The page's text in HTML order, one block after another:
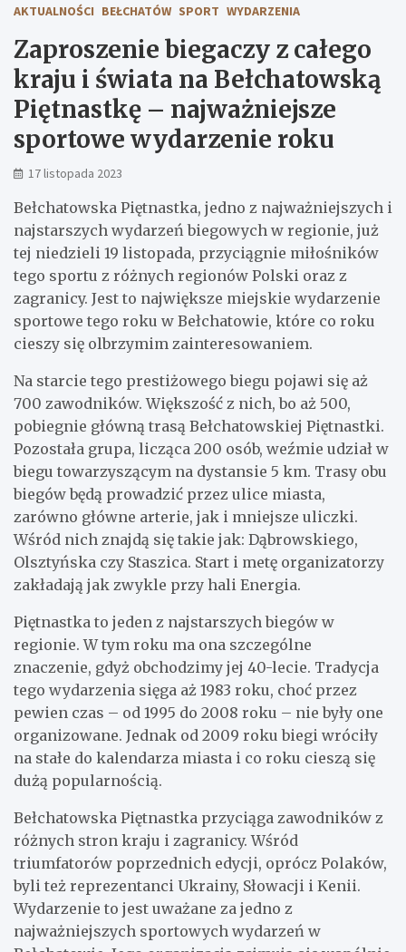
AKTUALNOŚCI BEŁCHATÓW SPORT WYDARZENIA
Zaproszenie biegaczy z całego
kraju i świata na Bełchatowską
Piętnastkę – najważniejsze
sportowe wydarzenie roku
17 listopada 2023
Bełchatowska Piętnastka, jedno z najważniejszych i
najstarszych wydarzeń biegowych w regionie, już
tej niedzieli 19 listopada, przyciągnie miłośników
tego sportu z różnych regionów Polski oraz z
zagranicy. Jest to największe miejskie wydarzenie
sportowe tego roku w Bełchatowie, które co roku
cieszy się olbrzymim zainteresowaniem.
Na starcie tego prestiżowego biegu pojawi się aż
700 zawodników. Większość z nich, bo aż 500,
pobiegnie główną trasą Bełchatowskiej Piętnastki.
Pozostała grupa, licząca 200 osób, weźmie udział w
biegu towarzyszącym na dystansie 5 km. Trasy obu
biegów będą prowadzić przez ulice miasta,
zarówno główne arterie, jak i mniejsze uliczki.
Wśród nich znajdą się takie jak: Dąbrowskiego,
Olsztyńska czy Staszica. Start i metę organizatorzy
zakładają jak zwykle przy hali Energia.
Piętnastka to jeden z najstarszych biegów w
regionie. W tym roku ma ona szczególne
znaczenie, gdyż obchodzimy jej 40-lecie. Tradycja
tego wydarzenia sięga aż 1983 roku, choć przez
pewien czas – od 1995 do 2008 roku – nie były one
organizowane. Jednak od 2009 roku biegi wróciły
na stałe do kalendarza miasta i co roku cieszą się
dużą popularnością.
Bełchatowska Piętnastka przyciąga zawodników z
różnych stron kraju i zagranicy. Wśród
triumfatorów poprzednich edycji, oprócz Polaków,
byli też reprezentanci Ukrainy, Słowacji i Kenii.
Wydarzenie to jest uważane za jedno z
najważniejszych sportowych wydarzeń w